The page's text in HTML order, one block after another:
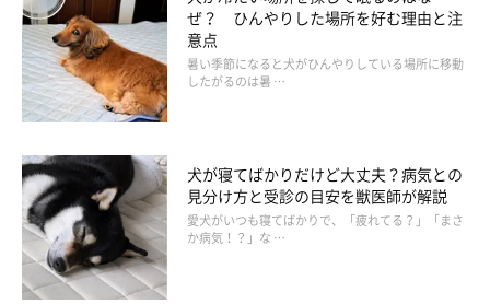
ぜ？ ひんやりした場所を好む理由と注
意点
暑い季節になると犬がひんやりしている場所に移動
したがるのは暑 …
犬が寝てばかりだけど大丈夫？病気との
見分け方と受診の目安を獣医師が解説
愛犬がいつも寝てばかりで、「疲れてる？」「まさ
か病気！？」な …